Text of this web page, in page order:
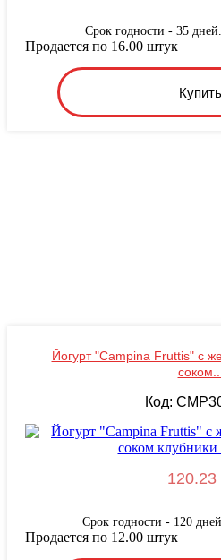
Срок годности - 35
Купить
Продается по 16.00 штук
Йогурт "Campina Fruttis" с
соком...
Код:
120.23
Срок годности - 120
Продается по 12.00 штук